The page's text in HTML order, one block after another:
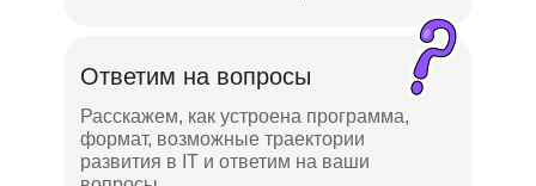
Ответим на вопросы
Расскажем, как устроена программа,
формат, возможные траектории
развития в IT и ответим на ваши